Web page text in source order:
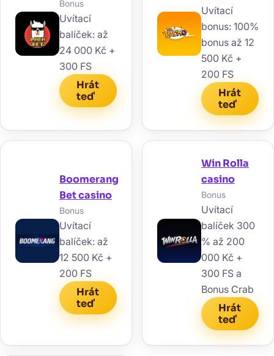
Bonus
Uvítací
balíček: až
24 000 Kč +
300 FS
Hrát
teď
Uvítací
bonus: 100%
bonus až 12
500 Kč +
200 FS
Hrát
teď
Boomerang
Bet casino
Bonus
Uvítací
balíček: až
12 500 Kč +
200 FS
Hrát
teď
Win Rolla
casino
Bonus
Uvítací
balíček 300
% až 200
000 Kč +
300 FS a
Bonus Crab
Hrát
teď